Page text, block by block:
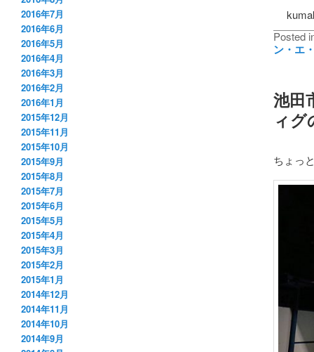
Posted
ン・エ
池田
ィグ
ちょっ
2016年7月
2016年6月
2016年5月
2016年4月
2016年3月
2016年2月
2016年1月
2015年12月
2015年11月
2015年10月
2015年9月
2015年8月
2015年7月
2015年6月
2015年5月
2015年4月
2015年3月
2015年2月
2015年1月
2014年12月
2014年11月
2014年10月
2014年9月